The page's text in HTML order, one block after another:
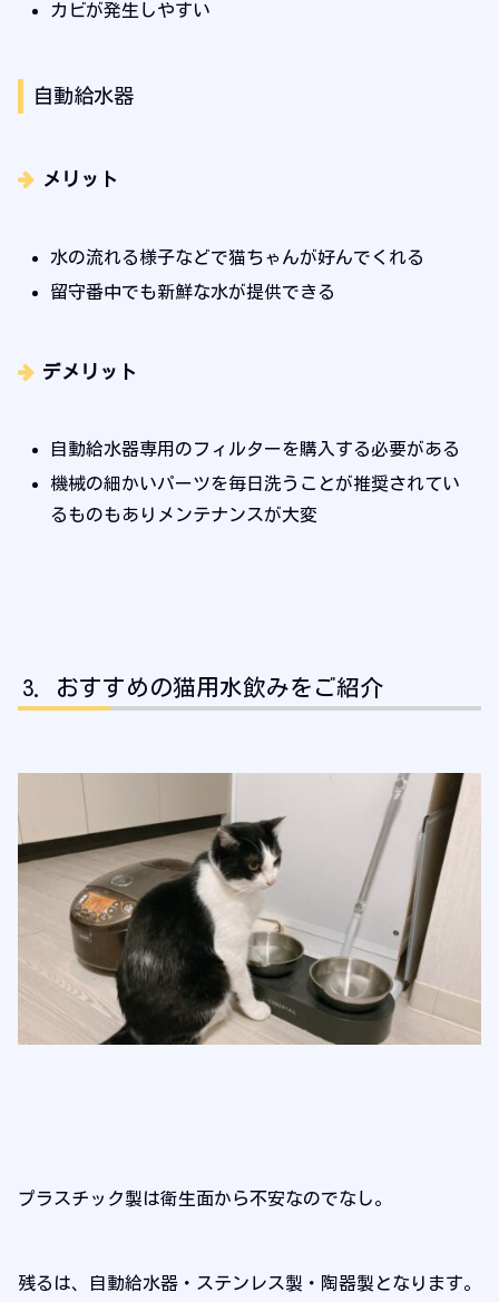
カビが発生しやすい
自動給水器
メリット
水の流れる様子などで猫ちゃんが好んでくれる
留守番中でも新鮮な水が提供できる
デメリット
自動給水器専用のフィルターを購入する必要がある
機械の細かいパーツを毎日洗うことが推奨されてい
るものもありメンテナンスが大変
おすすめの猫用水飲みをご紹介
プラスチック製は衛生面から不安なのでなし。
残るは、自動給水器・ステンレス製・陶器製となります。